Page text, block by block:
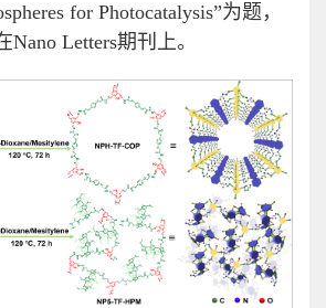
for Photocatalysis”为题，
Letters期刊上。